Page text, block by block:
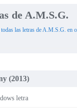
de A.M.S.G.
las letras de A.M.S.G. en
(2013)
letra